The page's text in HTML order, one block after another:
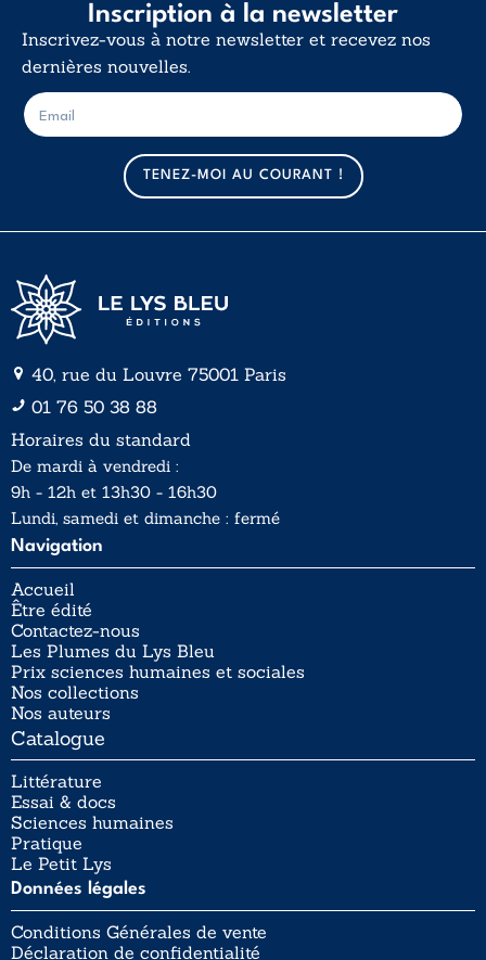
Inscription à la newsletter
Inscrivez-vous à notre newsletter et recevez nos
dernières nouvelles.
m
a
i
l
E
-
m
TENEZ-MOI AU COURANT !
40, rue du Louvre 75001 Paris
01 76 50 38 88
Horaires du standard
De mardi à vendredi :
9h - 12h et 13h30 - 16h30
Lundi, samedi et dimanche : fermé
Navigation
Accueil
Être édité
Contactez-nous
Les Plumes du Lys Bleu
Prix sciences humaines et sociales
Nos collections
Nos auteurs
Catalogue
Littérature
Essai & docs
Sciences humaines
Pratique
Le Petit Lys
Données légales
Conditions Générales de vente
Déclaration de confidentialité